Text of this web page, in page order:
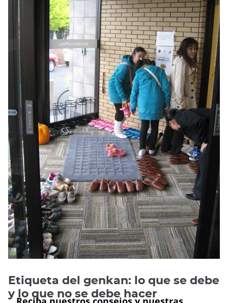
Etiqueta del genkan: lo que se debe
y lo que no se debe hacer